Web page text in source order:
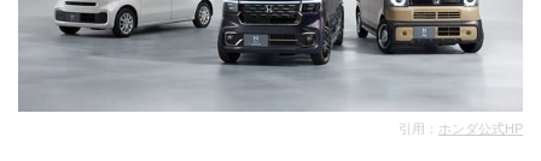
引用： ホンダ公式HP